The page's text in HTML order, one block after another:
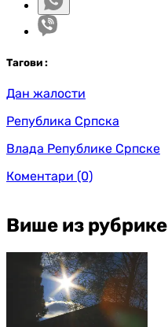
Тагови :
Дан жалости
Република Српска
Влада Републике Српске
Коментари (0)
Више из рубрике